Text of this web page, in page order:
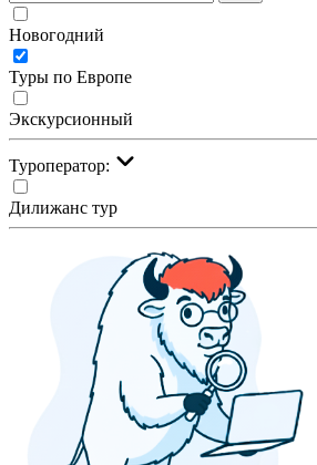
Новогодний
Туры по Европе
Экскурсионный
Туроператор:
Дилижанс тур